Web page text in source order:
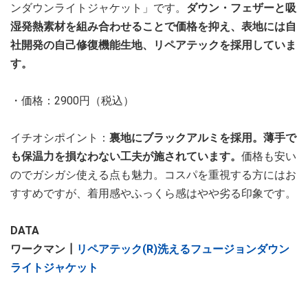
ンダウンライトジャケット」です。 ダウン・フェザーと吸
湿発熱素材を組み合わせることで価格を抑え、表地には自
社開発の自己修復機能生地、リペアテックを採用していま
す。
・価格：2900円（税込）
イチオシポイント： 裏地にブラックアルミを採用。薄手で
も保温力を損なわない工夫が施されています。 価格も安い
のでガシガシ使える点も魅力。コスパを重視する方にはお
すすめですが、着用感やふっくら感はやや劣る印象です。
DATA
ワークマン┃
リペアテック(R)洗えるフュージョンダウン
ライトジャケット